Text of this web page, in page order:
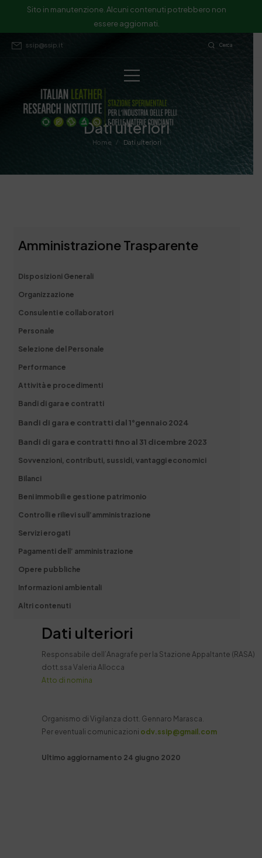
Sito in manutenzione. Alcuni contenuti potrebbero non
essere aggiornati.
ssip@ssip.it Cerca
Dati ulteriori
Home / Dati ulteriori
Amministrazione Trasparente
Disposizioni Generali
Organizzazione
Consulenti e collaboratori
Personale
Selezione del Personale
Performance
Attività e procedimenti
Bandi di gara e contratti
Bandi di gara e contratti dal 1°gennaio 2024
Bandi di gara e contratti fino al 31 dicembre 2023
Sovvenzioni, contributi, sussidi, vantaggi economici
Bilanci
Beni immobili e gestione patrimonio
Controlli e rilievi sull’amministrazione
Servizi erogati
Pagamenti dell’ amministrazione
Opere pubbliche
Informazioni ambientali
Altri contenuti
Dati ulteriori
Responsabile dell’Anagrafe per la Stazione Appaltante (RASA)
dott.ssa Valeria Allocca
Atto di nomina
Organismo di Vigilanza dott. Gennaro Marasca.
Per eventuali comunicazioni odv.ssip@gmail.com
Ultimo aggiornamento 24 giugno 2020